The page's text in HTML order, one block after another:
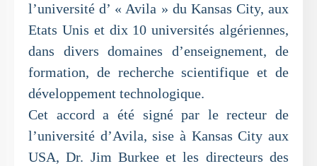
l’université d’ « Avila » du Kansas City, aux
Etats Unis et dix 10 universités algériennes,
dans divers domaines d’enseignement, de
formation, de recherche scientifique et de
développement technologique.
Cet accord a été signé par le recteur de
l’université d’Avila, sise à Kansas City aux
USA, Dr. Jim Burkee et les directeurs des